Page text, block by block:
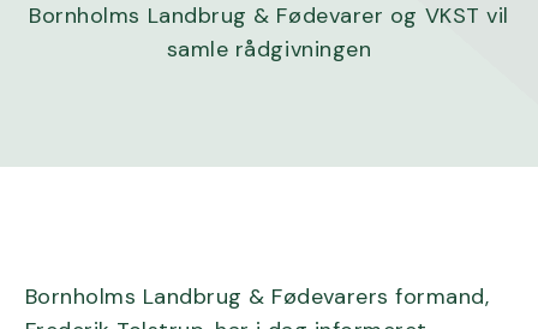
Bornholms Landbrug & Fødevarer og VKST vil
samle rådgivningen
Bornholms Landbrug & Fødevarers formand,